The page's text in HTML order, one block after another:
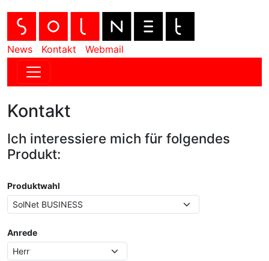
News Kontakt Webmail
Kontakt
Ich interessiere mich für folgendes
Produkt:
Produktwahl
Anrede